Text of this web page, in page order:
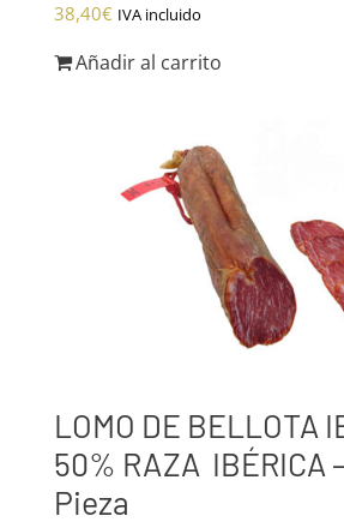
38,40€ IVA incluido
Añadir al carrito
LOMO DE BELLOTA
50% RAZA IBÉRICA
Pieza